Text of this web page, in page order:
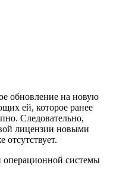
обновление на новую
ей, которое ранее
Следовательно,
лицензии новыми
операционной системы